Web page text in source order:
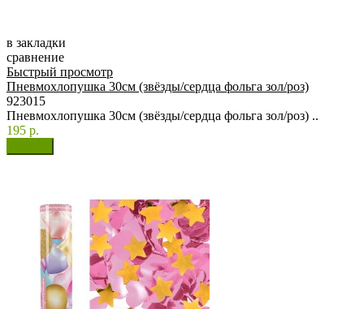
в закладки
сравнение
Быстрый просмотр
Пневмохлопушка 30см (звёзды/сердца фольга зол/роз)
923015
Пневмохлопушка 30см (звёзды/сердца фольга зол/роз) ..
195 р.